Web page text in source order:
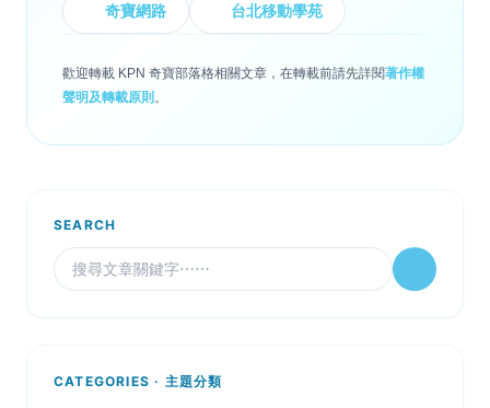
奇寶網路 台北移動學苑
歡迎轉載 KPN 奇寶部落格相關文章，在轉載前請先詳閱著作權
聲明及轉載原則 。
SEARCH
CATEGORIES · 主題分類